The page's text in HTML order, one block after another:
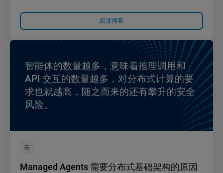
阅读博客
智能体的数量越多，意味着推理调用和
API 交互的数量越多，对分布式计算的要
求也就越高，随之而来的还有攀升的安全
风险。
云
Managed Agents 需要分布式基础架构的原因